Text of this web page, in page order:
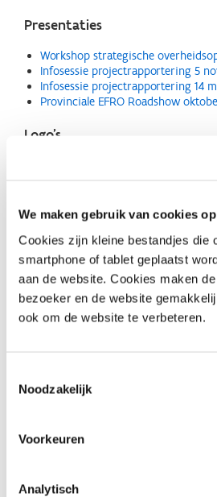
We maken gebruik van cookies
Cookies zijn kleine bestandjes die
smartphone of tablet geplaatst
aan de website. Cookies maken
bezoeker en de website
ook om de website te verbeteren.
Noodzakelijk
Voorkeuren
Analytisch
Presentaties
Workshop strategische
Infosessie projectrapportering 5
Infosessie projectrapportering 14
Provinciale EFRO Roadshow
Logo's
Combinatielogo EU-Vlaanderen
Sjabloon Vooraanmelding
Ontwerp Aanvraagformulier
Beschrijving administratieve
Kostendetaillering hulpdocument
Verklaring private middelen
Verklaring de-minimis voor
uitmaken van het
Staatssteun zelfevaluatie
Funding gap 15 jaar_voorbeeld